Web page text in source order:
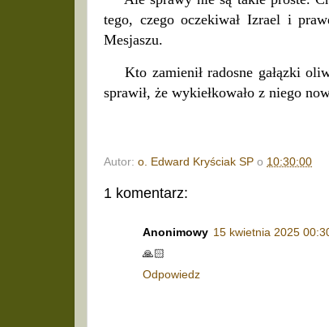
tego, czego oczekiwał Izrael i
Mesjaszu.
Kto zamienił radosne gałązki
sprawił, że wykiełkowało z niego
Autor: o. Edward Kryściak SP o 10:30:00
1 komentarz:
Anonimowy 15 kwietnia 2025
🙏🏻
Odpowiedz